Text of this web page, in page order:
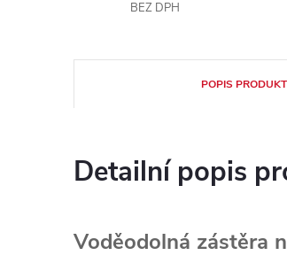
BEZ DPH
POPIS
Detailní popis
Voděodolná zástěra